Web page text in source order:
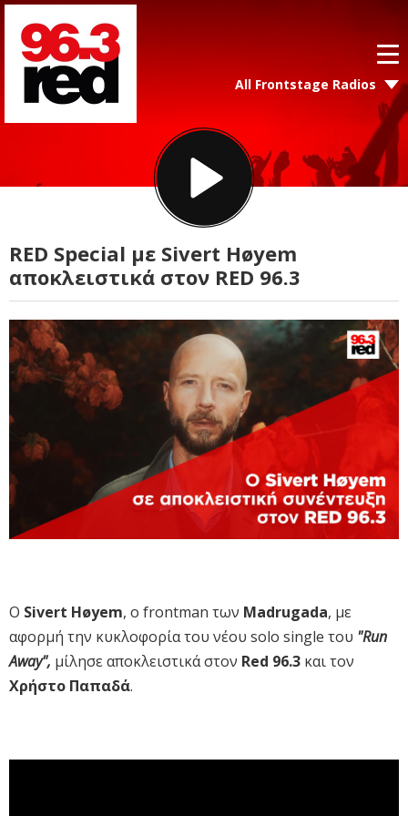
All Frontstage Radios
RED Special με Sivert Høyem
αποκλειστικά στον RED 96.3
O Sivert Høyem, o frontman των Madrugada, με
αφορμή την κυκλοφορία του νέου solo single του "Run
Away", μίλησε αποκλειστικά στον Red 96.3 και τον
Χρήστο Παπαδά.